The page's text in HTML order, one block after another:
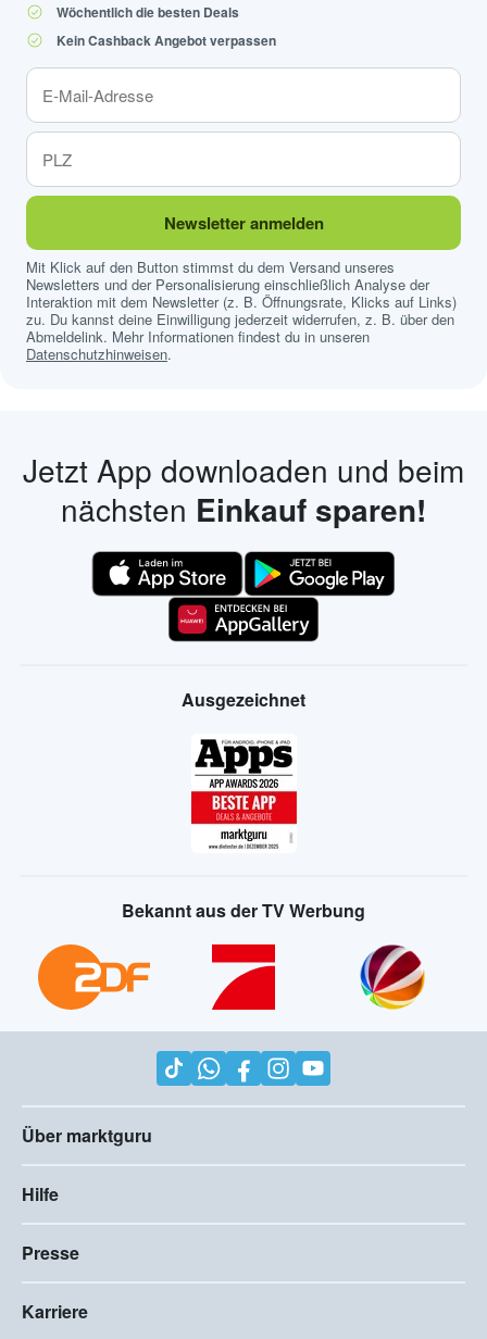
Wöchentlich die besten Deals
Kein Cashback Angebot verpassen
Newsletter anmelden
Mit Klick auf den Button stimmst du dem Versand unseres
Newsletters und der Personalisierung einschließlich Analyse der
Interaktion mit dem Newsletter (z. B. Öffnungsrate, Klicks auf Links)
zu. Du kannst deine Einwilligung jederzeit widerrufen, z. B. über den
Abmeldelink. Mehr Informationen findest du in unseren
Datenschutzhinweisen.
Jetzt App downloaden und beim
nächsten Einkauf sparen!
Ausgezeichnet
Bekannt aus der TV Werbung
Über marktguru
Hilfe
Presse
Karriere